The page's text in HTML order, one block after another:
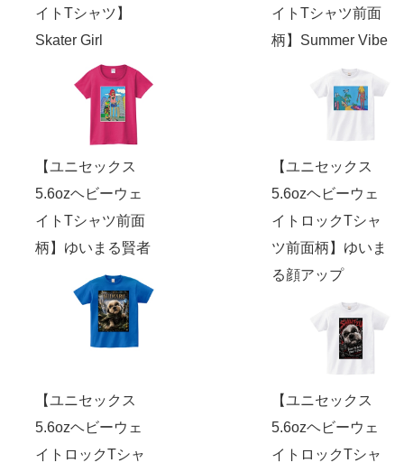
イトTシャツ】
Skater Girl
イトTシャツ前面
柄】Summer Vibe
【ユニセックス
5.6ozヘビーウェ
イトTシャツ前面
柄】ゆいまる賢者
【ユニセックス
5.6ozヘビーウェ
イトロックTシャ
ツ前面柄】ゆいま
る顔アップ
【ユニセックス
5.6ozヘビーウェ
イトロックTシャ
【ユニセックス
5.6ozヘビーウェ
イトロックTシャ